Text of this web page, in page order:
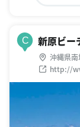
C 新原ビー
沖縄県南
http://